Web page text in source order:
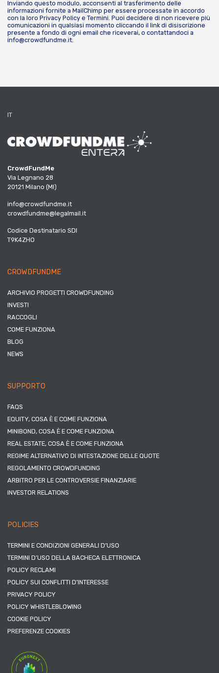
Inviando questo modulo, acconsenti al trasferimento delle
informazioni fornite a MailChimp per essere processate in accordo
con la loro Privacy Policy e Termini . Puoi decidere di non ricevere più
comunicazioni in qualsiasi momento cliccando il link di disiscrizione
presente a fondo di ogni email che riceverai, o contattandoci a
info@crowdfundme.it
IT
CrowdFundMe
Via Legnano 28
20121 Milano (MI)
info@crowdfundme.it
crowdfundme@legalmail.it
Codice Destinatario SDI
T9K4ZHO
CROWDFUNDME
ARCHIVIO PROGETTI CROWDFUNDING
INVESTI
RACCOGLI
COME FUNZIONA
BLOG
NEWS
SUPPORTO
FAQS
EQUITY, COSA È E COME FUNZIONA
MINIBOND, COSA È E COME FUNZIONA
REAL ESTATE, COSA È E COME FUNZIONA
REGIME ALTERNATIVO DI INTESTAZIONE DELLE QUOTE
REGOLAMENTO CROWDFUNDING
ARBITRO PER LE CONTROVERSIE FINANZIARIE
INVESTOR RELATIONS
POLICIES
TERMINI E CONDIZIONI GENERALI D’USO
TERMINI D’USO DELLA BACHECA ELETTRONICA
POLICY RECLAMI
POLICY SUI CONFLITTI D’INTERESSE
PRIVACY POLICY
POLICY WHISTLEBLOWING
COOKIE POLICY
PREFERENZE COOKIES